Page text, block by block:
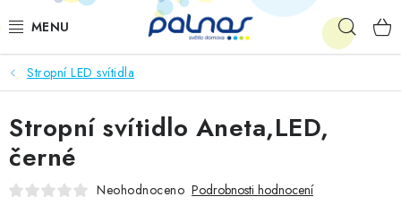
na
OSVĚTLENÍ INTERIÉRU
LED
VENKOVNÍ OSVĚTLENÍ
Stropní LED svítidla
Stropní svítidlo Aneta,LED,
černé
Neohodnoceno Podrobnosti hodnocení